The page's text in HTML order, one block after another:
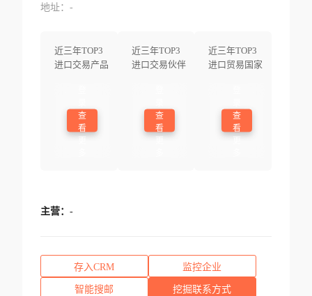
地址：-
近三年TOP3
进口交易产品
查
看
近三年TOP3
进口交易伙伴
查
看
近三年TOP3
进口贸易国家
查
看
主营： -
存入CRM 监控企业
智能搜邮 挖掘联系方式